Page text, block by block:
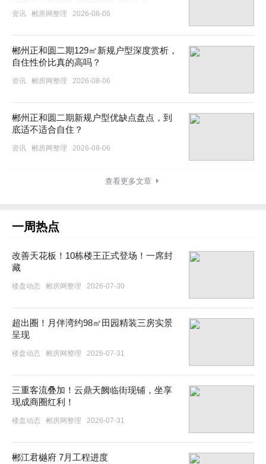
资讯 郴房网整理 2026-08-06
郴州正和圆二期129㎡新规户型深度赏析，
自住性价比真的高吗？
资讯 郴房网整理 2026-08-06
郴州正和圆二期新规户型优缺点盘点，到
底适不适合自住？
资讯 郴房网整理 2026-08-06
查看更多文章
一周热点
改善天花板！10栋楼王正式登场！一席封
藏
楼盘动态 郴房网整理 2026-07-30
超出圈！月伴湾约98㎡田园精装三房实景
呈现
楼盘动态 郴房网整理 2026-07-31
三重客流叠加！云鼎天阙临街现铺，坐享
现成商圈红利！
楼盘动态 郴房网整理 2026-07-31
郴江君樾府 7月工程进度